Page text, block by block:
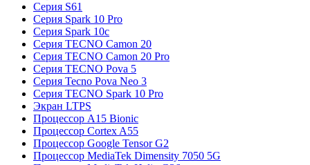
Серия S61
Серия Spark 10 Pro
Серия Spark 10c
Серия TECNO Camon 20
Серия TECNO Camon 20 Pro
Серия TECNO Pova 5
Серия Tecno Pova Neo 3
Серия TECNO Spark 10 Pro
Экран LTPS
Процессор A15 Bionic
Процессор Cortex A55
Процессор Google Tensor G2
Процессор MediaTek Dimensity 7050 5G